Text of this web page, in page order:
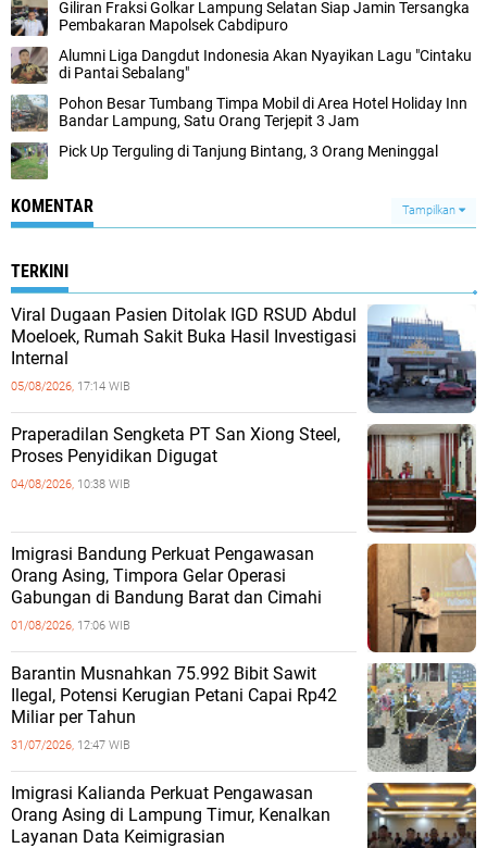
Giliran Fraksi Golkar Lampung Selatan Siap Jamin Tersangka
Pembakaran Mapolsek Cabdipuro
Alumni Liga Dangdut Indonesia Akan Nyayikan Lagu "Cintaku
di Pantai Sebalang"
Pohon Besar Tumbang Timpa Mobil di Area Hotel Holiday Inn
Bandar Lampung, Satu Orang Terjepit 3 Jam
Pick Up Terguling di Tanjung Bintang, 3 Orang Meninggal
KOMENTAR Tampilkan
TERKINI
Viral Dugaan Pasien Ditolak IGD RSUD Abdul
Moeloek, Rumah Sakit Buka Hasil Investigasi
Internal
05/08/2026, 17:14 WIB
Praperadilan Sengketa PT San Xiong Steel,
Proses Penyidikan Digugat
04/08/2026, 10:38 WIB
Imigrasi Bandung Perkuat Pengawasan
Orang Asing, Timpora Gelar Operasi
Gabungan di Bandung Barat dan Cimahi
01/08/2026, 17:06 WIB
Barantin Musnahkan 75.992 Bibit Sawit
Ilegal, Potensi Kerugian Petani Capai Rp42
Miliar per Tahun
31/07/2026, 12:47 WIB
Imigrasi Kalianda Perkuat Pengawasan
Orang Asing di Lampung Timur, Kenalkan
Layanan Data Keimigrasian